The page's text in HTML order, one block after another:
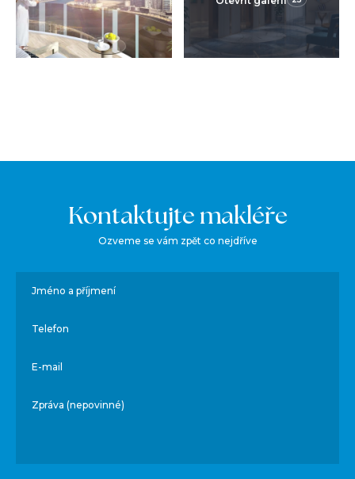
Kontaktujte makléře
Ozveme se vám zpět co nejdříve
Jméno a příjmení
Telefon
E-mail
Zpráva (nepovinné)